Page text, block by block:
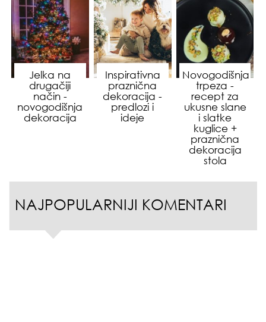
Jelka na
drugačiji
način -
novogodišnja
dekoracija
Inspirativna
praznična
dekoracija -
predlozi i
ideje
Novogodišnja
trpeza -
recept za
ukusne slane
i slatke
kuglice +
praznična
dekoracija
stola
NAJPOPULARNIJI KOMENTARI